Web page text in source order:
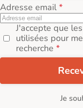
Adresse email
J'accepte que
utilisées pour
recherche
Je